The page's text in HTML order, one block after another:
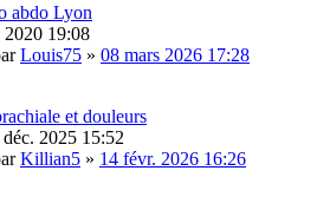
abdo Lyon
2020 19:08
Louis75 » 08 mars 2026 17:28
et douleurs
déc. 2025 15:52
Killian5 » 14 févr. 2026 16:26